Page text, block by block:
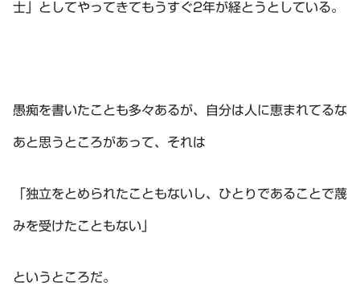
士」としてやってきてもうすぐ2年が経とうとしている。
愚痴を書いたことも多々あるが、自分は人に恵まれてるな
あと思うところがあって、それは
「独立をとめられたこともないし、ひとりであることで蔑
みを受けたこともない」
というところだ。